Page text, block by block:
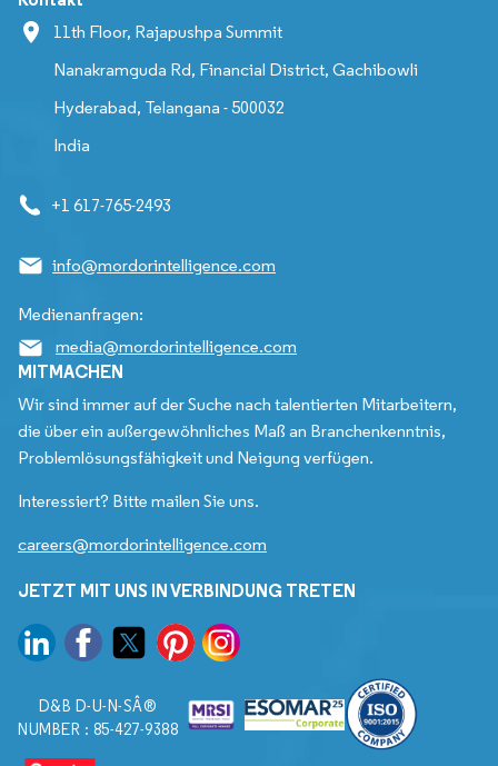
11th Floor, Rajapushpa Summit
Nanakramguda Rd, Financial District, Gachibowli
Hyderabad, Telangana - 500032
India
+1 617-765-2493
info@mordorintelligence.com
Medienanfragen:
media@mordorintelligence.com
MITMACHEN
Wir sind immer auf der Suche nach talentierten Mitarbeitern,
die über ein außergewöhnliches Maß an Branchenkenntnis,
Problemlösungsfähigkeit und Neigung verfügen.
Interessiert? Bitte mailen Sie uns.
careers@mordorintelligence.com
JETZT MIT UNS IN VERBINDUNG TRETEN
D&B D-U-N-SÂ®
NUMBER : 85-427-9388